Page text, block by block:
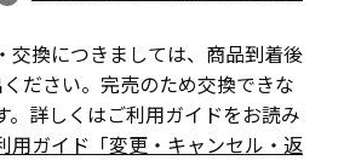
交換につきましては、商品到着後
ださい。完売のため交換できな
。詳しくはご利用ガイドをお読み
用ガイド「変更・キャンセル・返